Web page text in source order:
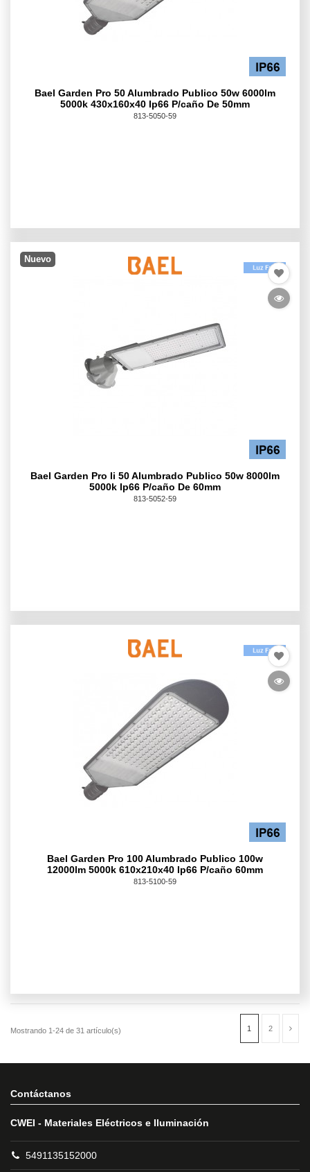
Bael Garden Pro 50 Alumbrado Publico 50w 6000lm
5000k 430x160x40 Ip66 P/caño De 50mm
813-5050-59
Nuevo
Bael Garden Pro Ii 50 Alumbrado Publico 50w 8000lm
5000k Ip66 P/caño De 60mm
813-5052-59
Bael Garden Pro 100 Alumbrado Publico 100w
12000lm 5000k 610x210x40 Ip66 P/caño 60mm
813-5100-59
Contáctanos
CWEI - Materiales Eléctricos e Iluminación
5491135152000